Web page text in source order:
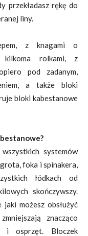
przekładasz rękę do
liny.
z knagami o
kilkoma rolkami, z
pod zadanym,
a także bloki
bloki kabestanowe
systemów
foka i spinakera,
łódkach od
skończywszy.
możesz obsłużyć
znacząco
i osprzęt. Bloczek